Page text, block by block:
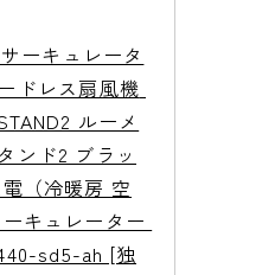
ーキュレータ
ドレス扇風機
ルーメ
ンド2 ブラッ
（冷暖房 空
キュレーター
sd5-ah [独